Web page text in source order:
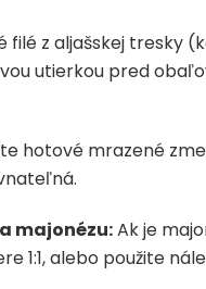
filé z aljašskej tresky
utierkou pred
hotové mrazené
majonézu:Ak je
1:1, alebo použite